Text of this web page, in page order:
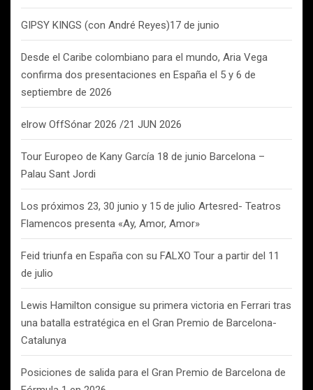
GIPSY KINGS (con André Reyes)17 de junio
Desde el Caribe colombiano para el mundo, Aria Vega
confirma dos presentaciones en España el 5 y 6 de
septiembre de 2026
elrow OffSónar 2026 /21 JUN 2026
Tour Europeo de Kany García 18 de junio Barcelona –
Palau Sant Jordi
Los próximos 23, 30 junio y 15 de julio Artesred- Teatros
Flamencos presenta «Ay, Amor, Amor»
Feid triunfa en España con su FALXO Tour a partir del 11
de julio
Lewis Hamilton consigue su primera victoria en Ferrari tras
una batalla estratégica en el Gran Premio de Barcelona-
Catalunya
Posiciones de salida para el Gran Premio de Barcelona de